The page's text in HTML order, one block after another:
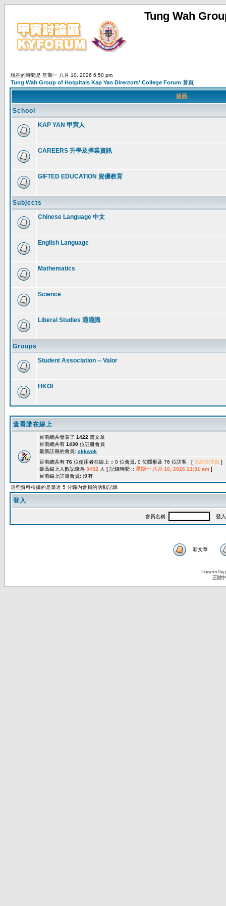
Tung Wah
現在的時間是 星期一 八月 10, 2026 6:50 pm
Tung Wah Group of Hospitals Kap Yan Directors' College Forum 首頁
版面
School
KAP YAN 甲寅人
CAREERS 升學及擇業資訊
GIFTED EDUCATION 資優教育
Subjects
Chinese Language 中文
English Language
Mathematics
Science
Liberal Studies 通通識
Groups
Student Association -- Valor
HKOI
查看誰在線上
目前總共發表了 1422 篇文章
目前總共有 1430 位註冊會員
最新註冊的會員: ckkwok
目前總共有 76 位使用者在線上 :: 0 位會員, 0 位隱形及 76 位訪客 [ 系統管理員 ]
最高線上人數記錄為 3432 人 [ 記錄時間 :: 星期一 八月 10, 2026 11:31 am ]
目前線上註冊會員: 沒有
這些資料根據的是最近 5 分鐘內會員的活動記錄
登入
會員名稱: 登入
新文章
Powered by
正體